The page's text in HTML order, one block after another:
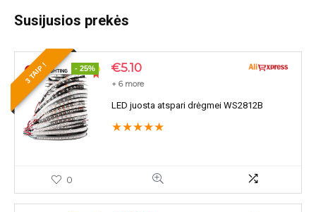
Susijusios prekės
3 TAIP ! - 25% €5.10
+ 6 more
LED juosta atspari drėgmei WS2812B
★★★★★
0